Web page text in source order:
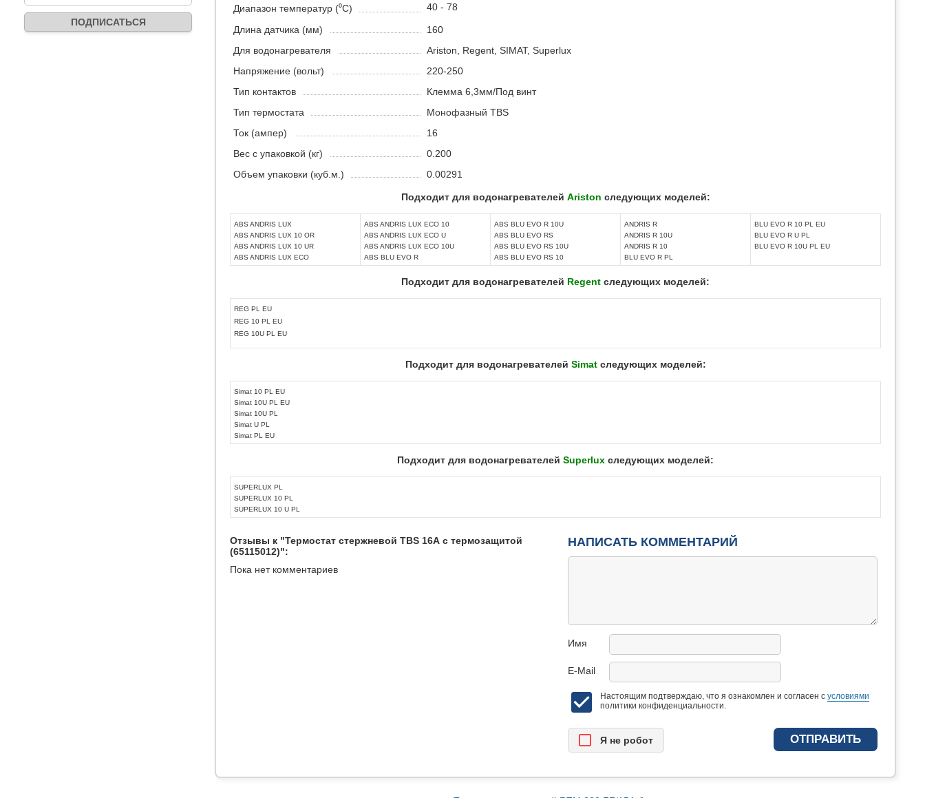
Диапазон температур (⁰С)
40 - 78
Длина датчика (мм)
160
Для водонагревателя
Ariston, Regent, SIMAT, Superlux
Напряжение (вольт)
220-250
Тип контактов
Клемма 6,3мм/Под винт
Тип термостата
Монофазный TBS
Ток (ампер)
16
Вес c упаковкой (кг)
0.200
Объем упаковки (куб.м.)
0.00291
Подходит для водонагревателей Ariston следующих моделей:
ABS ANDRIS LUX
ABS ANDRIS LUX 10 OR
ABS ANDRIS LUX 10 UR
ABS ANDRIS LUX ECO
ABS ANDRIS LUX ECO 10
ABS ANDRIS LUX ECO U
ABS ANDRIS LUX ECO 10U
ABS BLU EVO R
ABS BLU EVO R 10U
ABS BLU EVO RS
ABS BLU EVO RS 10U
ABS BLU EVO RS 10
ANDRIS R
ANDRIS R 10U
ANDRIS R 10
BLU EVO R PL
BLU EVO R 10 PL EU
BLU EVO R U PL
BLU EVO R 10U PL EU
Подходит для водонагревателей Regent следующих моделей:
REG PL EU
REG 10 PL EU
REG 10U PL EU
Подходит для водонагревателей Simatследующих моделей:
Simat 10 PL EU
Simat 10U PL EU
Simat 10U PL
Simat U PL
Simat PL EU
Подходит для водонагревателей Superlux следующих моделей:
SUPERLUX PL
SUPERLUX 10 PL
SUPERLUX 10 U PL
Отзывы к "Термостат стержневой TBS 16А с термозащитой
(65115012)":
Пока нет комментариев
НАПИСАТЬ КОММЕНТАРИЙ
Имя
E-Mail
Настоящим подтверждаю, что я ознакомлен и согласен с условиями
политики конфиденциальности.
Я нe рoбoт